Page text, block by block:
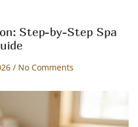
Step-by-Step Spa
No Comments